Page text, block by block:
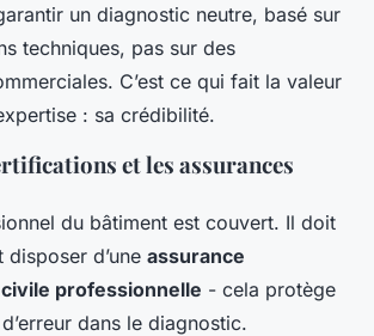
un diagnostic neutre, basé sur
techniques, pas sur des
C’est ce qui fait la valeur
: sa crédibilité.
et les assurances
du bâtiment est couvert. Il doit
d’une assurance
professionnelle - cela protège
dans le diagnostic.